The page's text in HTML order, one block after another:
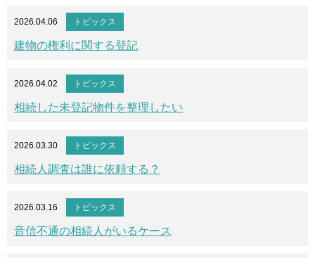
2026.04.06 トピックス
建物の権利に関する登記
2026.04.02 トピックス
相続した未登記物件を整理したい
2026.03.30 トピックス
相続人調査は誰に依頼する？
2026.03.16 トピックス
音信不通の相続人がいるケース